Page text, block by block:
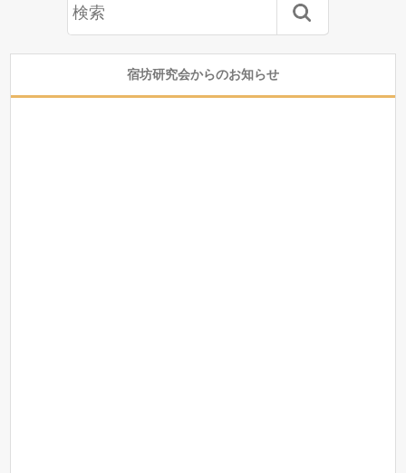
宿坊研究会からのお知らせ